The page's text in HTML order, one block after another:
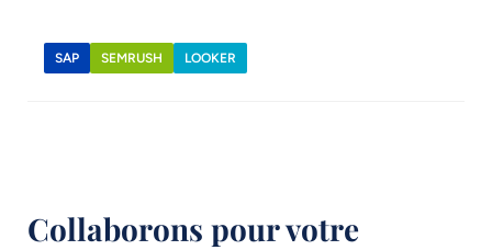
SAP SEMRUSH LOOKER
Collaborons pour votre